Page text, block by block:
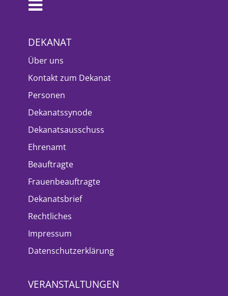
DEKANAT
Über uns
Kontakt zum Dekanat
Personen
Dekanatssynode
Dekanatsausschuss
Ehrenamt
Beauftragte
Frauenbeauftragte
Dekanatsbrief
Rechtliches
Impressum
Datenschutzerklärung
VERANSTALTUNGEN